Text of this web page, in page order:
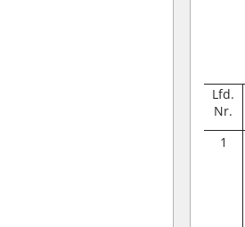
Lfd.
Nr.
1